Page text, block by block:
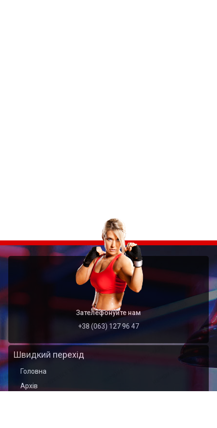
Зателефонуйте нам
+38 (063) 127 96 47
Швидкий перехід
Головна
Архів